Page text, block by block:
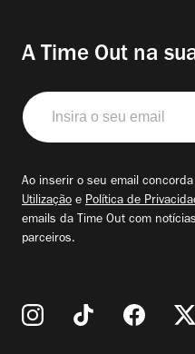
A Time Out na
Insira
o
seu
Ao inserir o seu email
Utilização e Política de
emails da Time Out com
parceiros.